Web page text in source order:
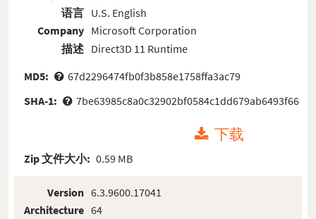
语言
Company
描述
U.S. English
Microsoft Corporation
Direct3D 11 Runtime
MD5:
67d2296474fb0f3b858e1758ffa3ac79
SHA-1:
7be63985c8a0c32902bf0584c1dd679ab6493f66
下载
Zip 文件大小: 0.59 MB
Version
Architecture
6.3.9600.17041
64